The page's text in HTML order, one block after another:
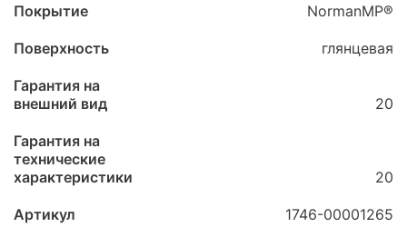
Покрытие NormanMP®
Поверхность глянцевая
Гарантия на
внешний вид
20
Гарантия на
технические
характеристики
20
Артикул 1746-00001265